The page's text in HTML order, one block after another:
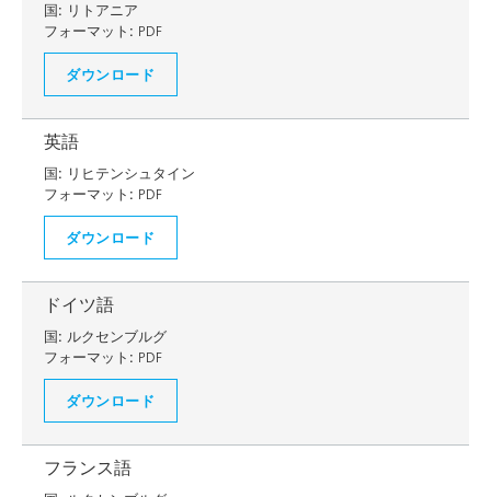
国: リトアニア
フォーマット: PDF
ダウンロード
英語
国: リヒテンシュタイン
フォーマット: PDF
ダウンロード
ドイツ語
国: ルクセンブルグ
フォーマット: PDF
ダウンロード
フランス語